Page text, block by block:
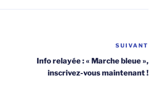
SUIVANT
Info relayée : « Marche bleue »,
inscrivez-vous maintenant !